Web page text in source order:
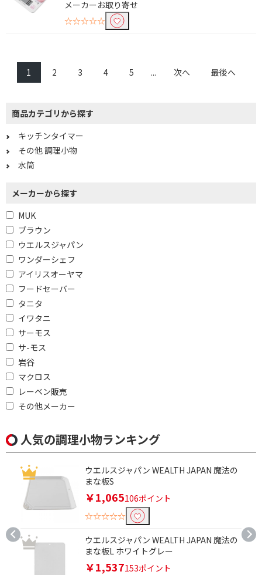
メーカーお取り寄せ
☆☆☆☆☆
1 2 3 4 5 ... 次へ 最後へ
商品カテゴリから探す
キッチンタイマー
その他 調理小物
水筒
メーカーから探す
MUK
ブラウン
ウエルスジャパン
ワンダーシェフ
アイリスオーヤマ
フードセーバー
タニタ
イワタニ
サーモス
サ-モス
岩谷
マクロス
レーベン販売
その他メーカー
人気の調理小物ランキング
ウエルスジャパン WEALTH JAPAN 魔法の
まな板S
￥1,065106ポイント
☆☆☆☆☆
ウエルスジャパン WEALTH JAPAN 魔法の
まな板L ホワイトグレー
￥1,537153ポイント